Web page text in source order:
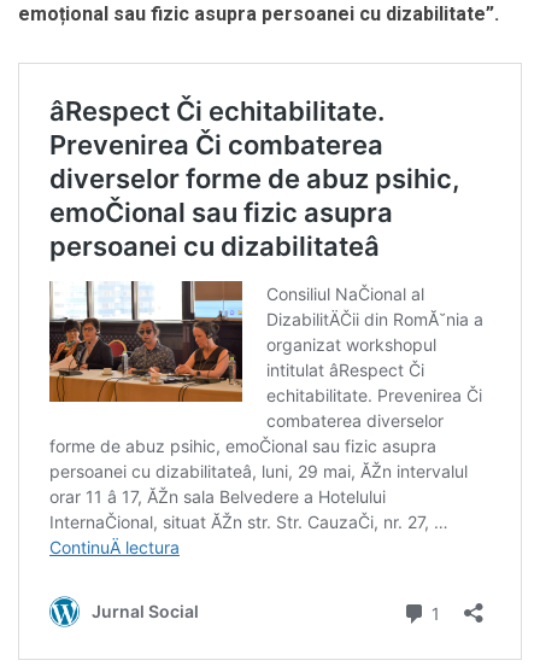
emoțional sau fizic asupra persoanei cu dizabilitate”.